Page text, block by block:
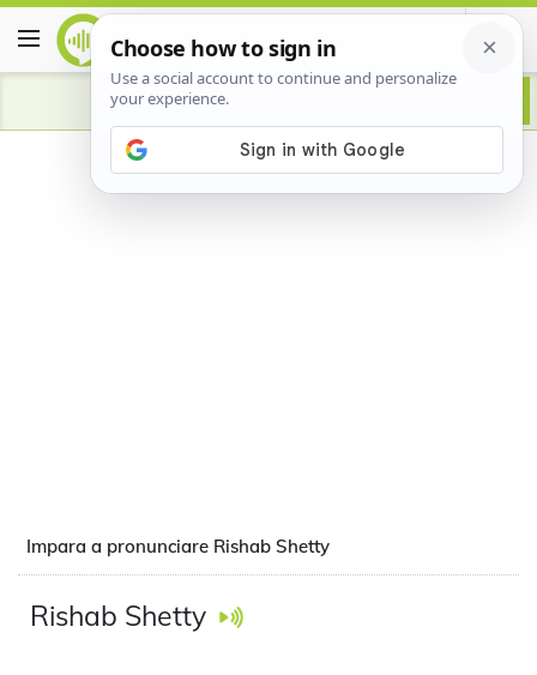
Advertisement
Impara a pronunciare Rishab Shetty
Rishab Shetty